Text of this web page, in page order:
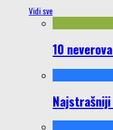
Vidi sve
10